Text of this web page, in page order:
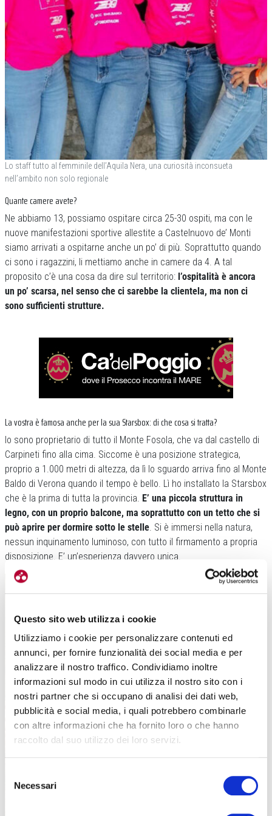
Questo sito web utilizza i cookie
Utilizziamo i cookie per personalizzare contenuti ed
annunci, per fornire funzionalità dei social media e per
analizzare il nostro traffico. Condividiamo inoltre
informazioni sul modo in cui utilizza il nostro sito con i
nostri partner che si occupano di analisi dei dati web,
pubblicità e social media, i quali potrebbero combinarle
con altre informazioni che ha fornito loro o che hanno
raccolto dal suo utilizzo dei loro servizi.
delNecessari
Lo staff tutto al femminile dell’Aquila Nera, una curiosità inconsueta
nell’ambito non solo regionale
Quante camere avete?
Ne abbiamo 13, possiamo ospitare circa 25-30 ospiti, ma con le
nuove manifestazioni sportive allestite a Castelnuovo de’ Monti
siamo arrivati a ospitarne anche un po’ di più. Soprattutto quando
ci sono i ragazzini, li mettiamo anche in camere da 4. A tal
proposito c’è una cosa da dire sul territorio: l’ospitalità è ancora
un po’ scarsa, nel senso che ci sarebbe la clientela, ma non ci
sono sufficienti strutture.
La vostra è famosa anche per la sua Starsbox: di che cosa si tratta?
Io sono proprietario di tutto il Monte Fosola, che va dal castello di
Carpineti fino alla cima. Siccome è una posizione strategica,
proprio a 1.000 metri di altezza, da lì lo sguardo arriva fino al Monte
Baldo di Verona quando il tempo è bello. Lì ho installato la Starsbox
che è la prima di tutta la provincia. E’ una piccola struttura in
legno, con un proprio balcone, ma soprattutto con un tetto che si
può aprire per dormire sotto le stelle. Si è immersi nella natura,
nessun inquinamento luminoso, con tutto il firmamento a propria
disposizione. E’ un’esperienza davvero unica.